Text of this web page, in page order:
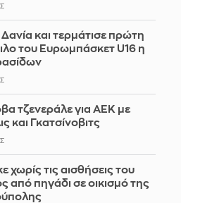
και τερμάτισε πρώτη
του Ευρωμπάσκετ U16 η
τζενεράλε για ΑΕΚ με
και Γκατσίνοβιτς
χωρίς τις αισθήσεις του
από πηγάδι σε οικισμό της